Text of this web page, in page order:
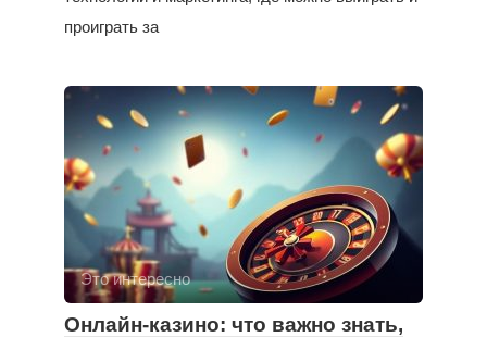
проиграть за
Это интересно
Онлайн-казино: что важно знать,